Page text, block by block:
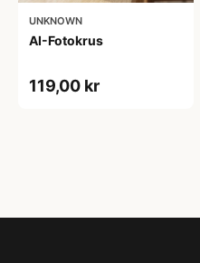
UNKNOWN
AI-Fotokrus
119,00 kr